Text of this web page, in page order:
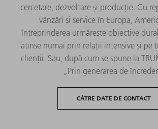
cercetare, dezvoltare și producție. Cu
vânzări și service în Europa,
întreprinderea urmărește obiective
atinse numai prin relații intensive și pe
clienții. Sau, după cum se spune la
„Prin generarea de
CĂTRE DATE DE CONTACT